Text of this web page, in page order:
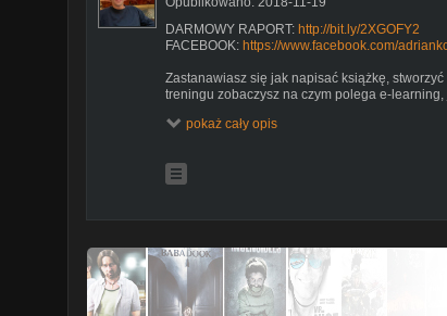
DARMOWY RAPORT: http://bit.ly/2XGOFY2
FACEBOOK: https://www.facebook.com/
Zastanawiasz się jak napisać książkę,
treningu zobaczysz na czym polega e-
książki, generujesz sprzedaż w internecie i
pokaż cały opis